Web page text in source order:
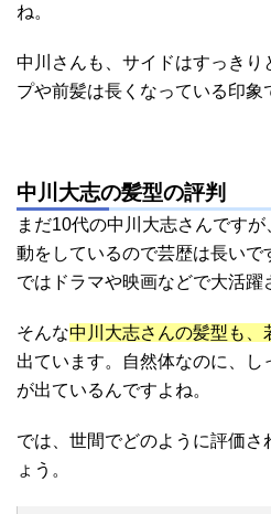
ね。
中川さんも、サイドはすっきり
プや前髪は長くなっている印象
中川大志の髪型の評判
まだ10代の中川大志さんです
動をしているので芸歴は長いで
ではドラマや映画などで大活躍
そんな中川大志さんの髪型も、
出ています。自然体なのに、
が出ているんですよね。
では、世間でどのように評価さ
ょう。